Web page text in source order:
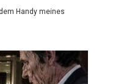
Handy meines